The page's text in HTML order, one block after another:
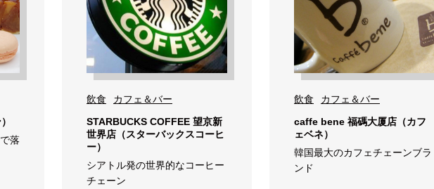
落
飲食
カフェ＆バー
STARBUCKS COFFEE 望京新
世界店（スターバックスコーヒ
ー）
シアトル発の世界的なコーヒー
チェーン
飲食
カフェ＆バー
caffe bene 福碼大厦店（カフ
ェベネ）
韓国最大のカフェチェーンブラ
ンド